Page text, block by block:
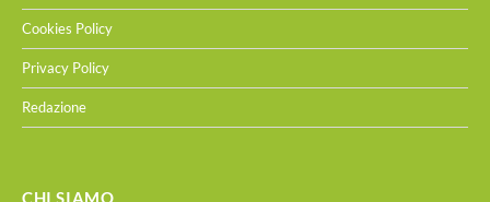
Cookies Policy
Privacy Policy
Redazione